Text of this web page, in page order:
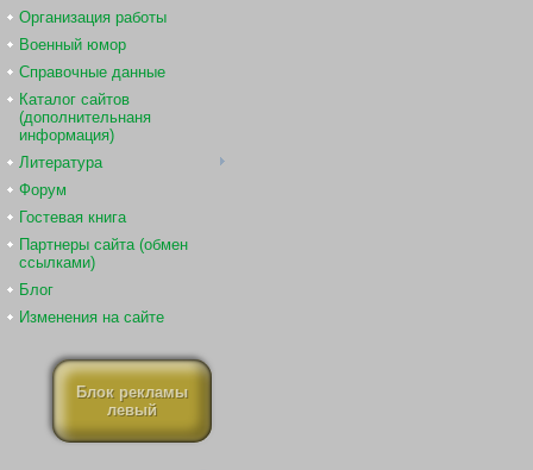
Организация работы
Военный юмор
Справочные данные
Каталог сайтов
(дополнительнаня
информация)
Литература
Форум
Гостевая книга
Партнеры сайта (обмен
ссылками)
Блог
Изменения на сайте
Блок рекламы
левый